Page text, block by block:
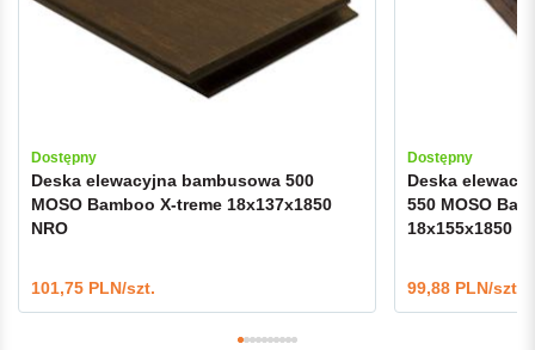
Dostępny
Deska elewacyjna bambusowa 500
MOSO Bamboo X-treme 18x137x1850
NRO
101,75 PLN/szt.
Dostępny
Deska
550 MOSO
18x155x1850
99,88 PLN/szt.